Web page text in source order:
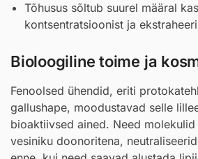
Tõhusus sõltub suurel määral
kontsentratsioonist ja
Bioloogiline toime ja
Fenoolsed ühendid, eriti
gallushape, moodustavad selle
bioaktiivsed ained. Need
vesiniku doonoritena,